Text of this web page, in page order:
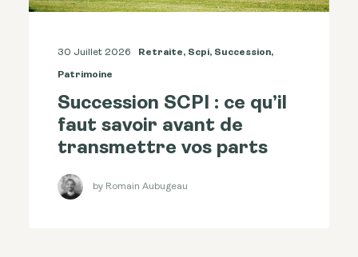
30 Juillet 2026 Retraite, Scpi, Succession,
Patrimoine
Succession SCPI : ce qu’il
faut savoir avant de
transmettre vos parts
by Romain Aubugeau